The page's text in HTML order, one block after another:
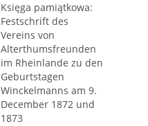
Księga pamiątkowa:
Festschrift des
Vereins von
Alterthumsfreunden
im Rheinlande zu den
Geburtstagen
Winckelmanns am 9.
December 1872 und
1873